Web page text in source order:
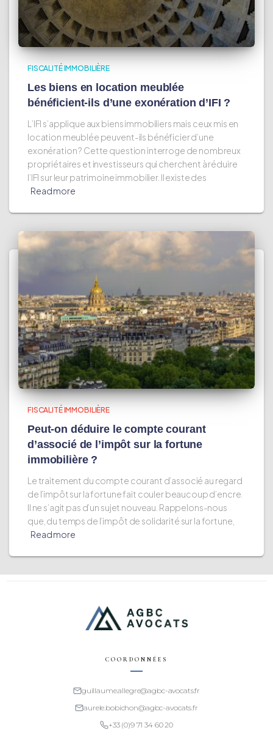
FISCALITÉ IMMOBILIÈRE
Les biens en location meublée
bénéficient-ils d’une exonération d’IFI ?
L’IFI s’applique aux biens immobiliers mais ceux mis en
location meublée peuvent-ils bénéficier d’une
exonération ? Cette question interroge de nombreux
propriétaires et investisseurs qui cherchent à réduire
l’IFI sur leur patrimoine immobilier. Il existe des
Read more
FISCALITÉ IMMOBILIÈRE
Peut-on déduire le compte courant
d’associé de l’impôt sur la fortune
immobilière ?
Le traitement du compte courant d’associé au regard
de l’impôt sur la fortune fait couler beaucoup d’encre.
Il ne s’agit pas d’un sujet nouveau. Rappelons-nous
que, du temps de l’impôt de solidarité sur la fortune,
Read more
COORDONNÉES
guillaume.allegre@agbc-avocats.fr
aurele.bobichon@agbc-avocats.fr
+33 (0)9 71 34 60 20